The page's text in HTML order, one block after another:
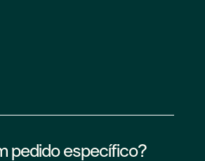
pedido específico?